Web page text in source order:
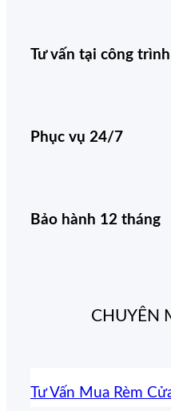
Tư vấn tại công trình
Phục vụ 24/7
Bảo hành 12 tháng
CHUYÊN
Tư Vấn Mua Rèm